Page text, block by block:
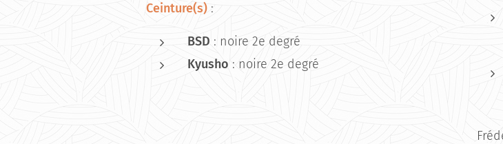
Ceinture(s) :
BSD : noire 2e degré
Kyusho : noire 2e degré